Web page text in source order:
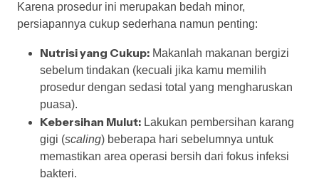
Karena prosedur ini merupakan bedah minor,
persiapannya cukup sederhana namun penting:
Nutrisi yang Cukup: Makanlah makanan bergizi
sebelum tindakan (kecuali jika kamu memilih
prosedur dengan sedasi total yang mengharuskan
puasa).
Kebersihan Mulut: Lakukan pembersihan karang
gigi (scaling) beberapa hari sebelumnya untuk
memastikan area operasi bersih dari fokus infeksi
bakteri.